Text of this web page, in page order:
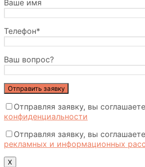
Ваше имя
Телефон*
Ваш вопрос?
Отправляя заявку, вы
конфиденциальности
Отправляя заявку, вы
рекламных и информационных
Х